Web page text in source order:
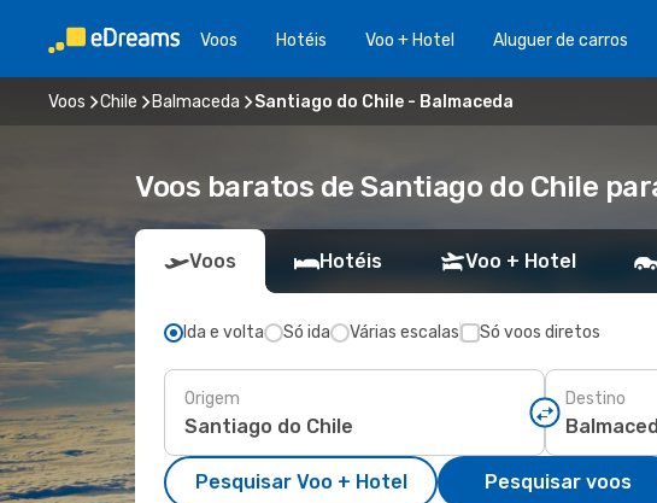
Voos Hotéis Voo + Hotel Aluguer de carros
Voos Chile Balmaceda Santiago do Chile - Balmaceda
Voos baratos de Santiago do Chile
Voos Hotéis Voo + Hotel
Ida e volta Só ida Várias escalas Só voos diretos
Origem Destino
Pesquisar Voo + Hotel Pesquisar voos